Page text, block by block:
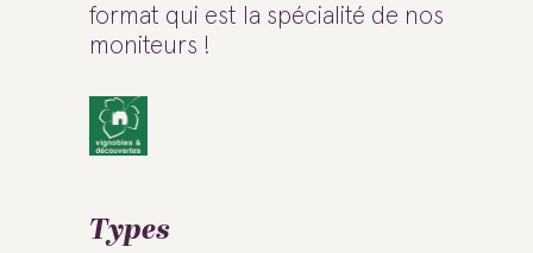
format qui est la spécialité de nos
moniteurs !
Types